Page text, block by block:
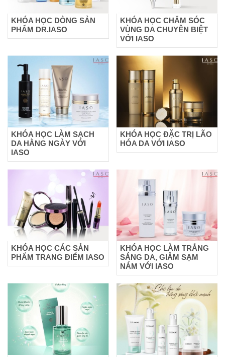
KHÓA HỌC DÒNG SẢN
PHẨM DR.IASO
KHÓA HỌC CHĂM SÓC
VÙNG DA CHUYÊN BIỆT
VỚI IASO
KHÓA HỌC LÀM SẠCH
DA HẰNG NGÀY VỚI
IASO
KHÓA HỌC ĐẶC TRỊ LÃO
HÓA DA VỚI IASO
KHÓA HỌC CÁC SẢN
PHẨM TRANG ĐIỂM IASO
KHÓA HỌC LÀM TRẮNG
SÁNG DA, GIẢM SẠM
NÁM VỚI IASO